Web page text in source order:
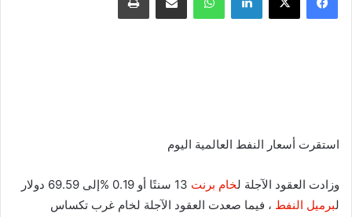
استقرت أسعار النفط العالمية اليوم
وزادت العقود الآجلة لخام برنت
13 سنتًا أو 0.19 %إلى 69.59 دولار
لبرميل النفط ، فيما صعدت العقود الآجلة لخام غرب تكساس